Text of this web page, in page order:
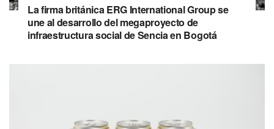
La firma británica ERG International Group se
une al desarrollo del megaproyecto de
infraestructura social de Sencia en Bogotá